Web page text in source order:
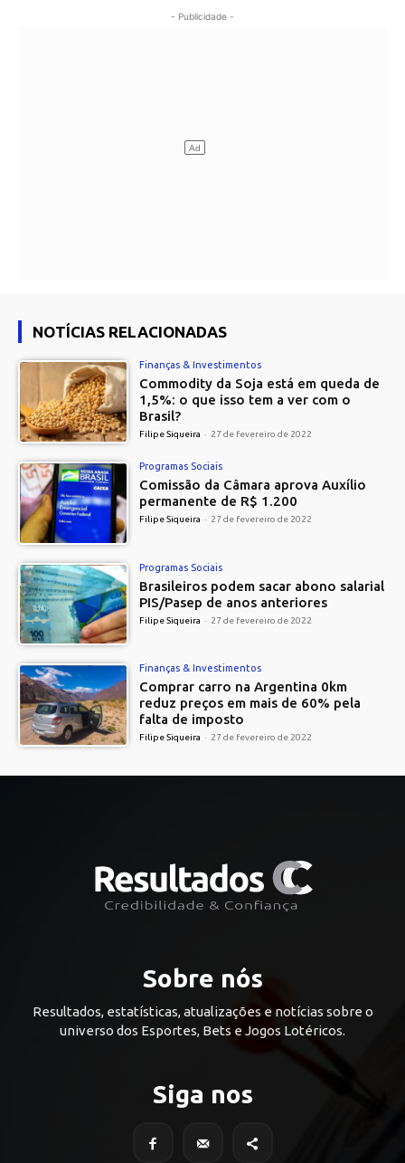
- Publicidade -
NOTÍCIAS RELACIONADAS
Finanças & Investimentos
Commodity da Soja está em queda de
1,5%: o que isso tem a ver com o
Brasil?
Filipe Siqueira - 27 de fevereiro de 2022
Programas Sociais
Comissão da Câmara aprova Auxílio
permanente de R$ 1.200
Filipe Siqueira - 27 de fevereiro de 2022
Programas Sociais
Brasileiros podem sacar abono salarial
PIS/Pasep de anos anteriores
Filipe Siqueira - 27 de fevereiro de 2022
Finanças & Investimentos
Comprar carro na Argentina 0km
reduz preços em mais de 60% pela
falta de imposto
Filipe Siqueira - 27 de fevereiro de 2022
Sobre nós
Resultados, estatísticas, atualizações e notícias sobre o
universo dos Esportes, Bets e Jogos Lotéricos.
Siga nos